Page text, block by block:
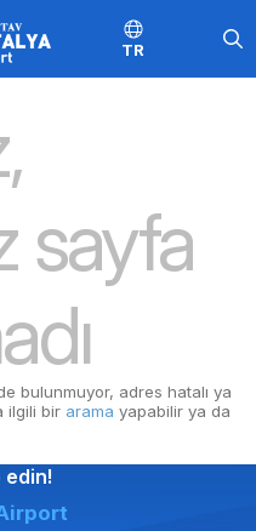
TR
sayfa
bulunmuyor, adres hatalı ya
ilgili bir arama yapabilir ya da
edin!